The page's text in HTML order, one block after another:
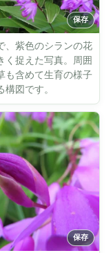
、紫色のシランの花
く捉えた写真。周囲
も含めて生育の様子
構図です。